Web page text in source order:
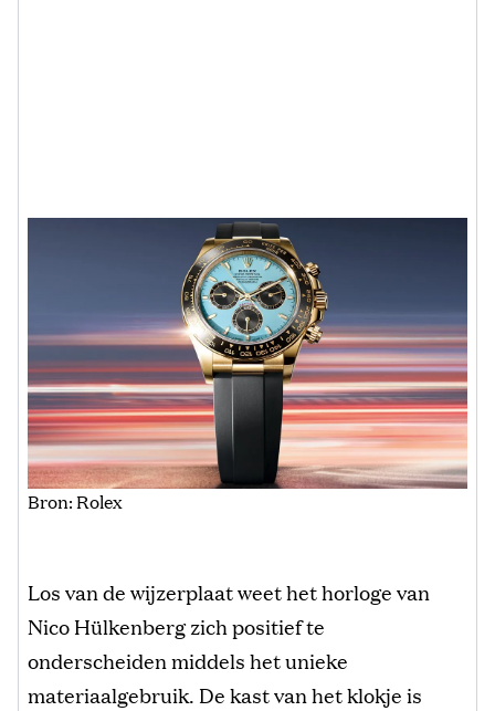
Bron: Rolex
Los van de wijzerplaat weet het horloge van
Nico Hülkenberg zich positief te
onderscheiden middels het unieke
materiaalgebruik. De kast van het klokje is